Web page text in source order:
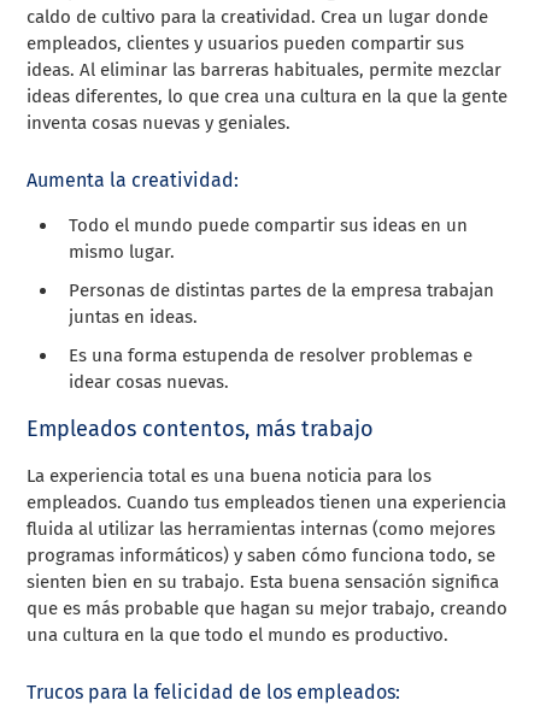
caldo de cultivo para la creatividad. Crea un lugar donde
empleados, clientes y usuarios pueden compartir sus
ideas. Al eliminar las barreras habituales, permite mezclar
ideas diferentes, lo que crea una cultura en la que la gente
inventa cosas nuevas y geniales.
Aumenta la creatividad:
Todo el mundo puede compartir sus ideas en un
mismo lugar.
Personas de distintas partes de la empresa trabajan
juntas en ideas.
Es una forma estupenda de resolver problemas e
idear cosas nuevas.
Empleados contentos, más trabajo
La experiencia total es una buena noticia para los
empleados. Cuando tus empleados tienen una experiencia
fluida al utilizar las herramientas internas (como mejores
programas informáticos) y saben cómo funciona todo, se
sienten bien en su trabajo. Esta buena sensación significa
que es más probable que hagan su mejor trabajo, creando
una cultura en la que todo el mundo es productivo.
Trucos para la felicidad de los empleados: